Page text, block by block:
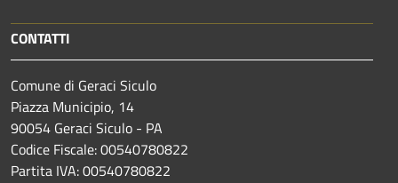
CONTATTI
Comune di Geraci Siculo
Piazza Municipio, 14
90054 Geraci Siculo - PA
Codice Fiscale: 00540780822
Partita IVA: 00540780822